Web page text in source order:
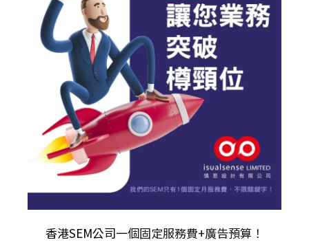
香港SEM公司一個固定服務費+廣告預算！